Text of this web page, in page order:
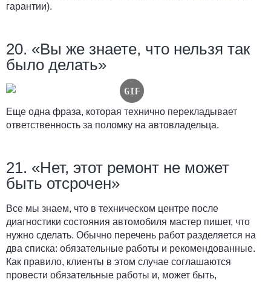
гарантии).
20. «Вы же знаете, что нельзя так
было делать»
Еще одна фраза, которая технично перекладывает
ответственность за поломку на автовладельца.
21. «Нет, этот ремонт не может
быть отсрочен»
Все мы знаем, что в техническом центре после
диагностики состояния автомобиля мастер пишет, что
нужно сделать. Обычно перечень работ разделяется на
два списка: обязательные работы и рекомендованные.
Как правило, клиенты в этом случае соглашаются
провести обязательные работы и, может быть,